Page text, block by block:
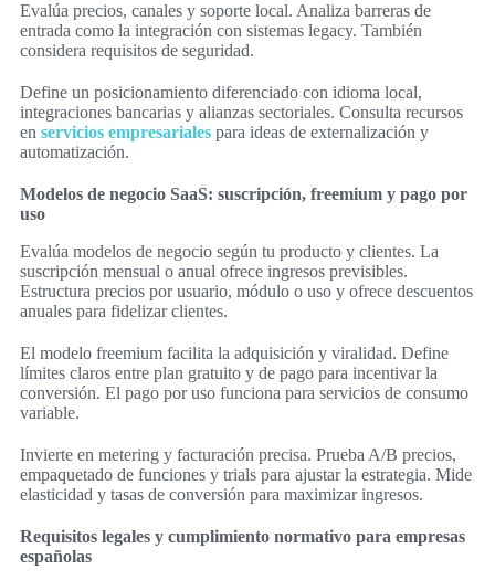
Evalúa precios, canales y soporte local. Analiza barreras de
entrada como la integración con sistemas legacy. También
considera requisitos de seguridad.
Define un posicionamiento diferenciado con idioma local,
integraciones bancarias y alianzas sectoriales. Consulta recursos
en servicios empresariales para ideas de externalización y
automatización.
Modelos de negocio SaaS: suscripción, freemium y pago por
uso
Evalúa modelos de negocio según tu producto y clientes. La
suscripción mensual o anual ofrece ingresos previsibles.
Estructura precios por usuario, módulo o uso y ofrece descuentos
anuales para fidelizar clientes.
El modelo freemium facilita la adquisición y viralidad. Define
límites claros entre plan gratuito y de pago para incentivar la
conversión. El pago por uso funciona para servicios de consumo
variable.
Invierte en metering y facturación precisa. Prueba A/B precios,
empaquetado de funciones y trials para ajustar la estrategia. Mide
elasticidad y tasas de conversión para maximizar ingresos.
Requisitos legales y cumplimiento normativo para empresas
españolas